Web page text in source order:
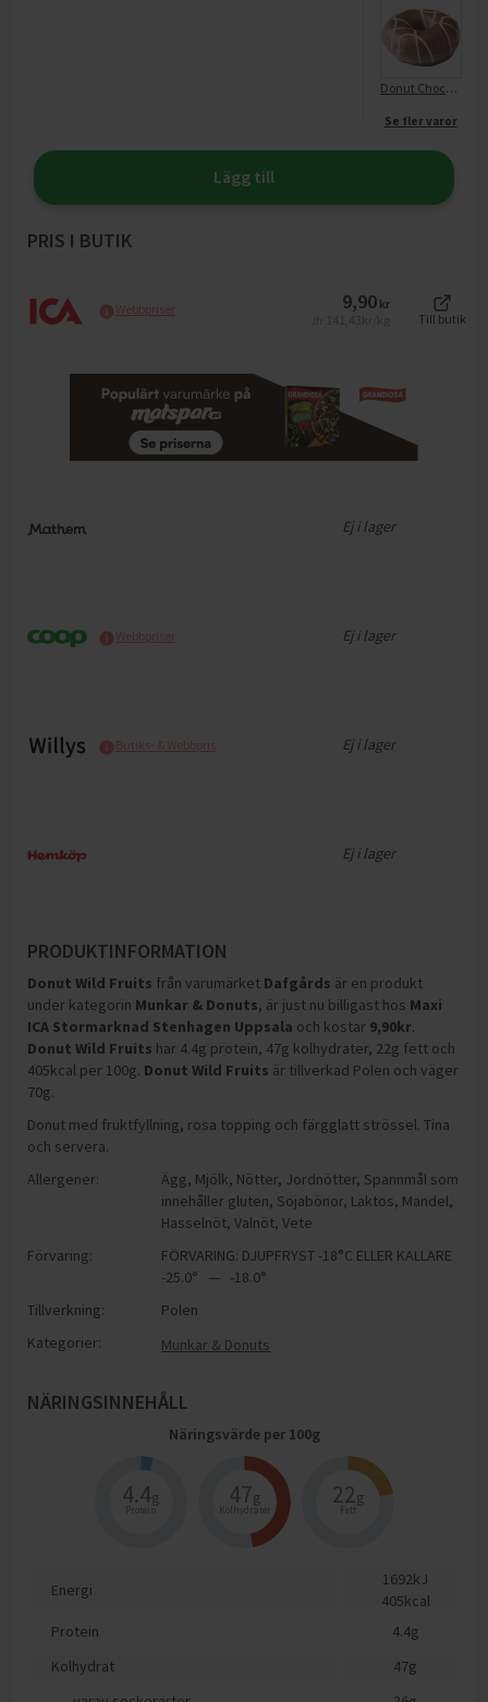
Donut Choco Stripes 36 X 63G FV
Se fler varor
Lägg till
PRIS I BUTIK
Webbpriser 9,90 kr
Till butik
Ej i lager
Webbpriser Ej i lager
Butiks- & Webbpris Ej i lager
Ej i lager
PRODUKTINFORMATION
Donut Wild Fruits från varumärket Dafgårds är en produkt
under kategorin Munkar & Donuts, är just nu billigast hos Maxi
ICA Stormarknad Stenhagen Uppsala och kostar 9,90kr.
Donut Wild Fruits har 4.4g protein, 47g kolhydrater, 22g fett och
405kcal per 100g. Donut Wild Fruits är tillverkad Polen och väger
70g.
Donut med fruktfyllning, rosa topping och färgglatt strössel. Tina
och servera.
Allergener:
Ägg, Mjölk, Nötter, Jordnötter, Spannmål som
innehåller gluten, Sojabönor, Laktos, Mandel,
Hasselnöt,Valnöt,Vete
Förvaring:
FÖRVARING: DJUPFRYST -18°C ELLER KALLARE
-25.0° — -18.0°
Tillverkning:
Polen
Kategorier:
Munkar & Donuts
NÄRINGSINNEHÅLL
Näringsvärde per 100g
4.4g
Protein
47g
Kolhydrater
22g
Fett
Energi
1692kJ
405kcal
Protein
4.4g
Kolhydrat
47g